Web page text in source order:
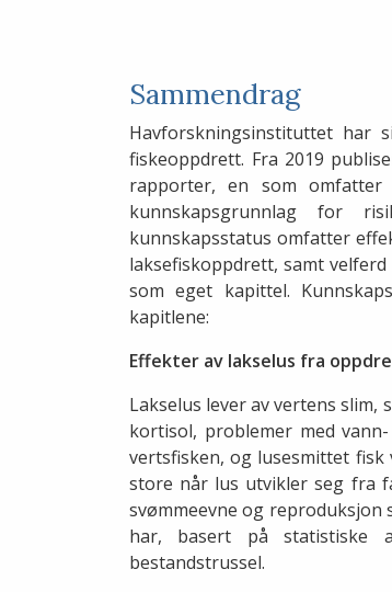
Sammendrag
Havforskningsinstituttet har
fiskeoppdrett. Fra 2019
rapporter, en som
kunnskapsgrunnlag for
kunnskapsstatus omfatter
laksefiskoppdrett, samt
som eget kapittel.
kapitlene:
Effekter av lakselus fra
Lakselus lever av vertens
kortisol, problemer med
vertsfisken, og lusesmittet
store når lus utvikler seg fra
svømmeevne og
har, basert på statistiske
bestandstrussel.